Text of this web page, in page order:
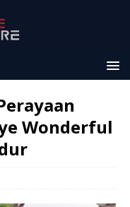
Wonderful